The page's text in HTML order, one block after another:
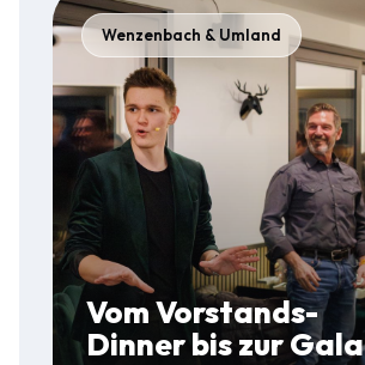
Wenzenbach & Umland
Vom Vorstands-
Dinner bis zur Gala